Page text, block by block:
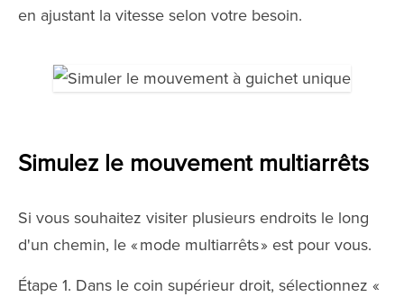
en ajustant la vitesse selon votre besoin.
Simulez le mouvement multiarrêts
Si vous souhaitez visiter plusieurs endroits le long
d'un chemin, le « mode multiarrêts » est pour vous.
Étape 1. Dans le coin supérieur droit, sélectionnez «